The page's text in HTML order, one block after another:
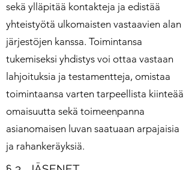
sekä ylläpitää kontakteja ja edistää
yhteistyötä ulkomaisten vastaavien alan
järjestöjen kanssa. Toimintansa
tukemiseksi yhdistys voi ottaa vastaan
lahjoituksia ja testamentteja, omistaa
toimintaansa varten tarpeellista kiinteää
omaisuutta sekä toimeenpanna
asianomaisen luvan saatuaan arpajaisia
ja rahankeräyksiä.